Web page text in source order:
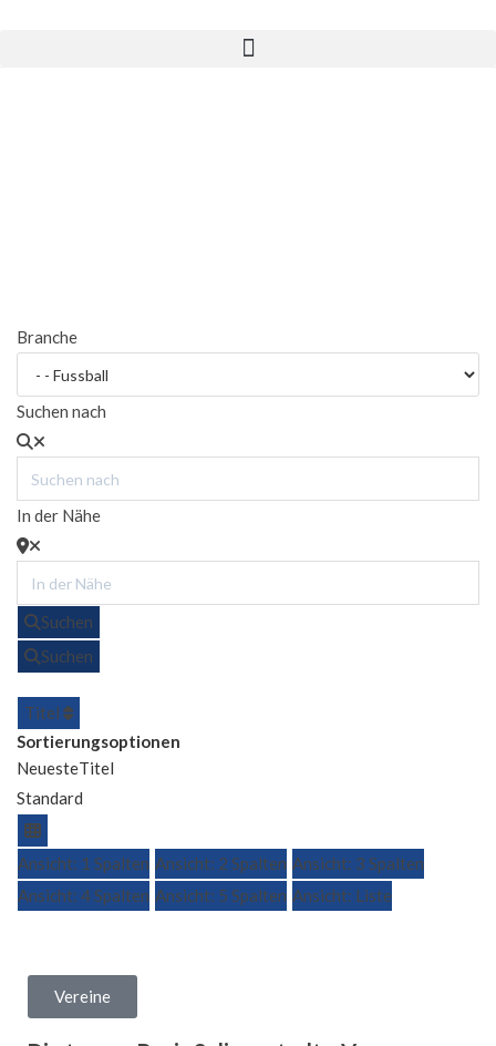
Branche
Suchen nach
In der Nähe
Suchen
Suchen
Titel
Sortierungsoptionen
NeuesteTitel
Standard
Ansicht: 1 Spalten Ansicht: 2 Spalten Ansicht: 3 Spalten
Ansicht: 4 Spalten Ansicht: 5 Spalten Ansicht: Liste
Vereine